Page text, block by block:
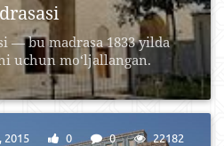
— bu madrasa 1833 yilda
uchun mo‘ljallangan.
2015 0 0 22182